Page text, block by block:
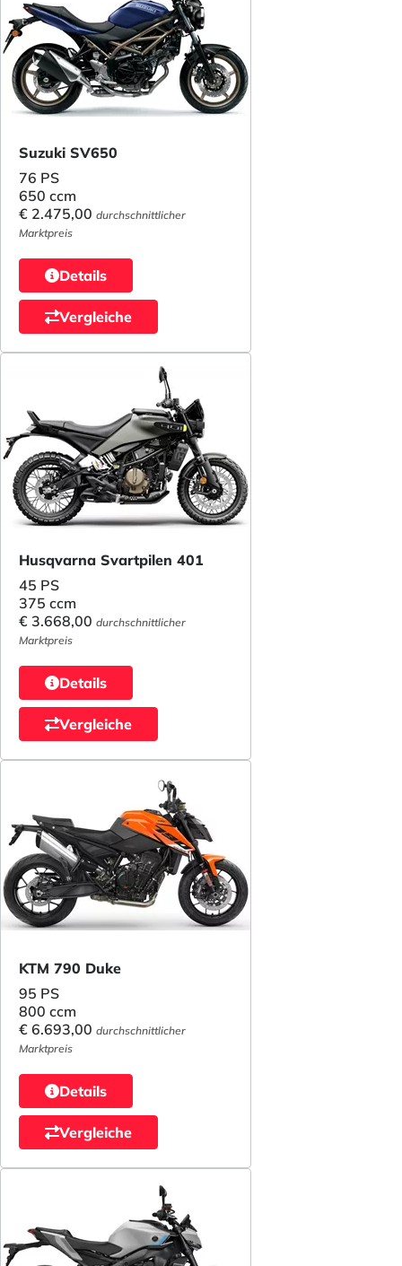
Suzuki SV650
76 PS
650 ccm
€ 2.475,00 durchschnittlicher
Marktpreis
Details
Vergleiche
Husqvarna Svartpilen 401
45 PS
375 ccm
€ 3.668,00 durchschnittlicher
Marktpreis
Details
Vergleiche
KTM 790 Duke
95 PS
800 ccm
€ 6.693,00 durchschnittlicher
Marktpreis
Details
Vergleiche